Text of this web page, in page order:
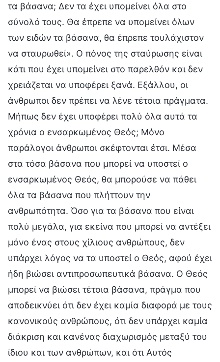
τα βάσανα; Δεν τα έχει υπομείνει όλα στο
σύνολό τους. Θα έπρεπε να υπομείνει όλων
των ειδών τα βάσανα, θα έπρεπε τουλάχιστον
να σταυρωθεί». Ο πόνος της σταύρωσης είναι
κάτι που έχει υπομείνει στο παρελθόν και δεν
χρειάζεται να υποφέρει ξανά. Εξάλλου, οι
άνθρωποι δεν πρέπει να λένε τέτοια πράγματα.
Μήπως δεν έχει υποφέρει πολύ όλα αυτά τα
χρόνια ο ενσαρκωμένος Θεός; Μόνο
παράλογοι άνθρωποι σκέφτονται έτσι. Μέσα
στα τόσα βάσανα που μπορεί να υποστεί ο
ενσαρκωμένος Θεός, θα μπορούσε να πάθει
όλα τα βάσανα που πλήττουν την
ανθρωπότητα. Όσο για τα βάσανα που είναι
πολύ μεγάλα, για εκείνα που μπορεί να αντέξει
μόνο ένας στους χίλιους ανθρώπους, δεν
υπάρχει λόγος να τα υποστεί ο Θεός, αφού έχει
ήδη βιώσει αντιπροσωπευτικά βάσανα. Ο Θεός
μπορεί να βιώσει τέτοια βάσανα, πράγμα που
αποδεικνύει ότι δεν έχει καμία διαφορά με τους
κανονικούς ανθρώπους, ότι δεν υπάρχει καμία
διάκριση και κανένας διαχωρισμός μεταξύ του
ίδιου και των ανθρώπων, και ότι Αυτός